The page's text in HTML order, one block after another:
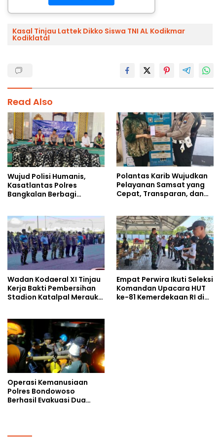
Kasal Tinjau Lattek Dikko Siswa TNI AL Kodikmar
Kodiklatal
Read Also
Wujud Polisi Humanis,
Kasatlantas Polres
Bangkalan Berbagi
Ahmad Ibrahim
Polantas Karib Wujudkan
Pelayanan Samsat yang
Cepat, Transparan, dan
Wadan Kodaeral XI Tinjau
Kerja Bakti Pembersihan
Stadion Katalpal Merauke,
Empat Perwira Ikuti Seleksi
Komandan Upacara HUT
ke-81 Kemerdekaan RI di
Operasi Kemanusiaan
Polres Bondowoso
Berhasil Evakuasi Dua